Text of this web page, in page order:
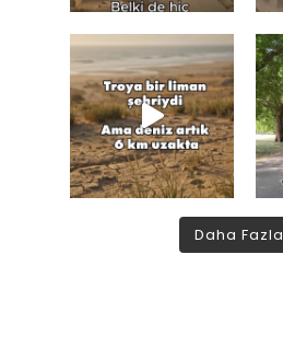
Daha Fazla